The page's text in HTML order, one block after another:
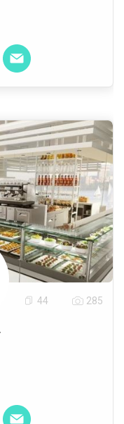
44 285